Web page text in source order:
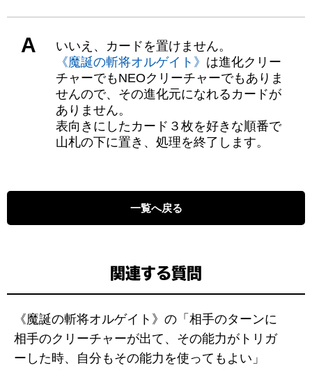
A
いいえ、カードを置けません。
《魔誕の斬将オルゲイト》 は進化クリー
チャーでもNEOクリーチャーでもありま
せんので、その進化元になれるカードが
ありません。
表向きにしたカード３枚を好きな順番で
山札の下に置き、処理を終了します。
一覧へ戻る
関連する質問
《魔誕の斬将オルゲイト》の「相手のターンに
相手のクリーチャーが出て、その能力がトリガ
ーした時、自分もその能力を使ってもよい」